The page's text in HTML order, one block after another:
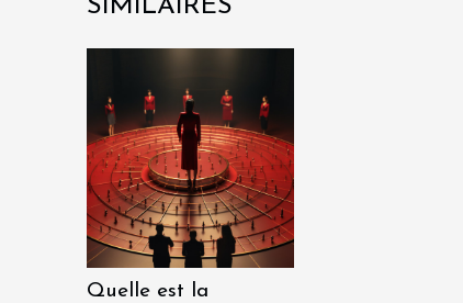
SIMILAIRES
Quelle est la